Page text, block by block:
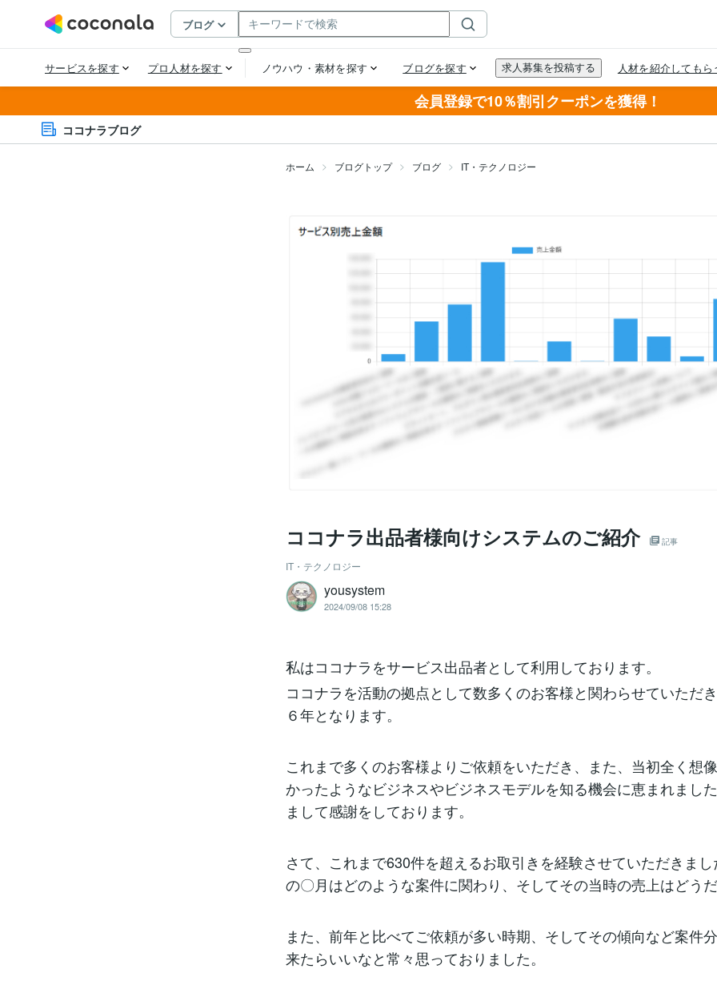
会員登録で10％割引クーポンを獲得！
ココナラブログ
ホーム ブログトップ ブログ IT・テクノロジー
ココナラ出品者様向けシステムのご紹介 記事
IT・テクノロジー
yousystem
2024/09/08 15:28
私はココナラをサービス出品者として利用しております。
ココナラを活動の拠点として数多くのお客様と関わらせていただ
６年となります。
これまで多くのお客様よりご依頼をいただき、また、当初全く想
かったようなビジネスやビジネスモデルを知る機会に恵まれまし
まして感謝をしております。
さて、これまで630件を超えるお取引きを経験させていただきま
の〇月はどのような案件に関わり、そしてその当時の売上はどう
また、前年と比べてご依頼が多い時期、そしてその傾向など案件
来たらいいなと常々思っておりました。